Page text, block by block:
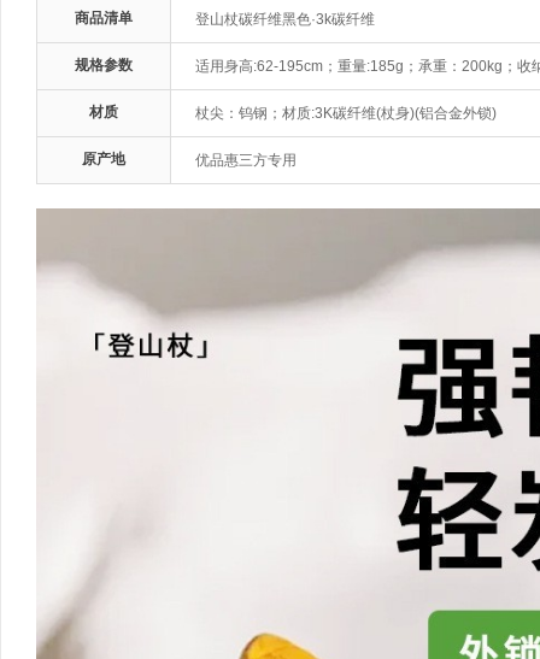
商品清单 登山杖碳纤维黑色·3k碳纤维
规格参数 适用身高:62-195cm；重量:185g；承重：200kg；收
材质 杖尖：钨钢；材质:3K碳纤维(杖身)(铝合金外锁)
原产地 优品惠三方专用